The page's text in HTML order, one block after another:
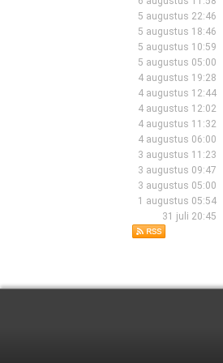
5 augustus 22:46
5 augustus 18:46
5 augustus 10:59
5 augustus 05:00
4 augustus 19:28
4 augustus 12:44
4 augustus 12:02
4 augustus 11:32
4 augustus 06:00
3 augustus 11:23
3 augustus 09:47
3 augustus 05:00
1 augustus 05:54
31 juli 20:45